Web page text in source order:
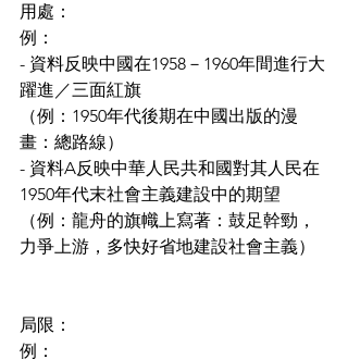
用處：
例：
- 資料反映中國在1958－1960年間進行大
躍進／三面紅旗
（例：1950年代後期在中國出版的漫
畫：總路線）
- 資料A反映中華人民共和國對其人民在
1950年代末社會主義建設中的期望
（例：龍舟的旗幟上寫著：鼓足幹勁，
力爭上游，多快好省地建設社會主義）
局限：
例：